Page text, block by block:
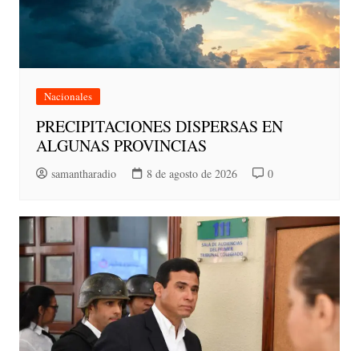
Nacionales
PRECIPITACIONES DISPERSAS EN
ALGUNAS PROVINCIAS
samantharadio 8 de agosto de 2026 0